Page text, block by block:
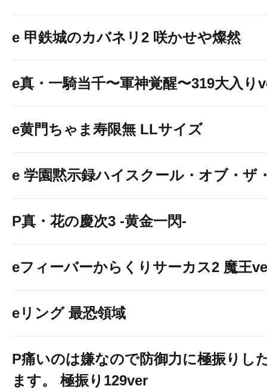
e 甲鉄城のカバネリ2 咲かせや燦然
e真・一騎当千〜軍神覚醒〜319大入り
e黄門ちゃま寿限無 LLサイズ
e 学園黙示録ハイスクール・オブ・ザ
P真・花の慶次3 -黄金一閃-
eフィーバーからくりサーカス2 魔王
eリング 最恐領域
P痛いのは嫌なので防御力に極振りし
ます。 極振り129ver